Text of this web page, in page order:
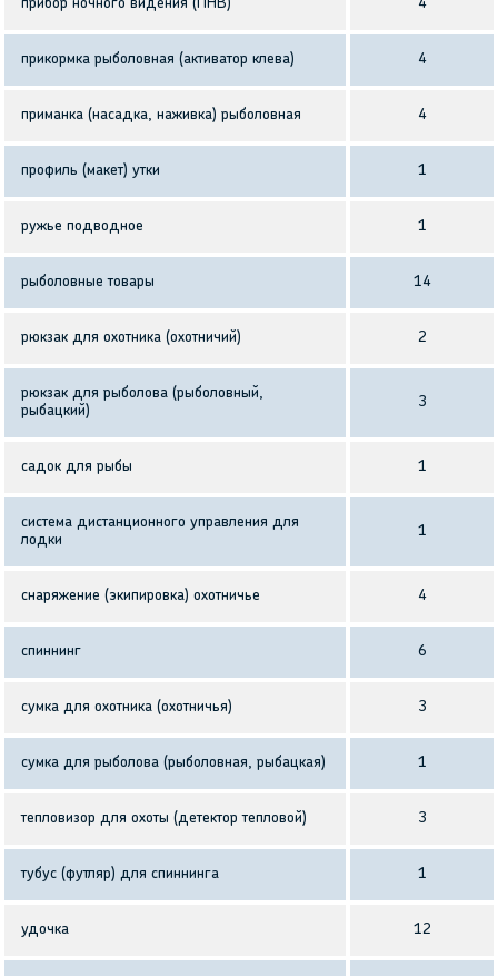
прибор ночного видения (ПНВ) 4
прикормка рыболовная (активатор клева) 4
приманка (насадка, наживка) рыболовная 4
профиль (макет) утки 1
ружье подводное 1
рыболовные товары 14
рюкзак для охотника (охотничий) 2
рюкзак для рыболова (рыболовный,
рыбацкий)
3
садок для рыбы 1
система дистанционного управления для
лодки
1
снаряжение (экипировка) охотничье 4
спиннинг 6
сумка для охотника (охотничья) 3
сумка для рыболова (рыболовная, рыбацкая) 1
тепловизор для охоты (детектор тепловой) 3
тубус (футляр) для спиннинга 1
удочка 12